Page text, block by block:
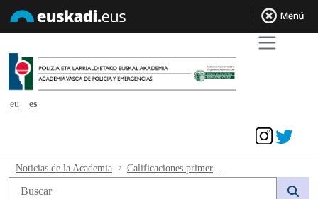
eu
es
Calificaciones primera fase y
Noticias de la Academia
Búsqueda web